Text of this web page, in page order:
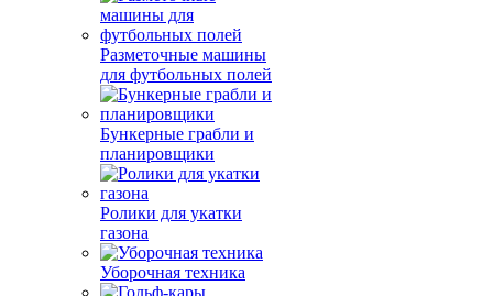
Разметочные машины
для футбольных полей
Бункерные грабли и
планировщики
Ролики для укатки
газона
Уборочная техника